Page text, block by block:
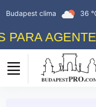
Budapest clima 36